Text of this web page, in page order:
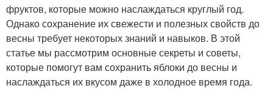
фруктов, которые можно наслаждаться круглый год.
Однако сохранение их свежести и полезных свойств до
весны требует некоторых знаний и навыков. В этой
статье мы рассмотрим основные секреты и советы,
которые помогут вам сохранить яблоки до весны и
наслаждаться их вкусом даже в холодное время года.